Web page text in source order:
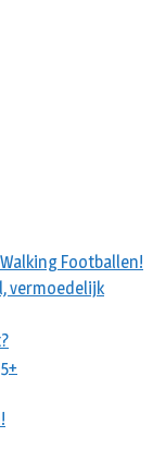
Footballen!
vermoedelijk